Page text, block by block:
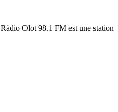
Olot 98.1 FM est une station